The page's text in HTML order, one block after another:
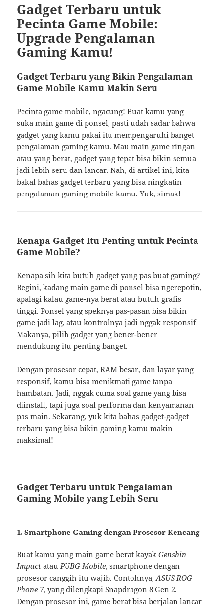
Gadget Terbaru untuk
Pecinta Game Mobile:
Upgrade Pengalaman
Gaming Kamu!
Gadget Terbaru yang Bikin Pengalaman
Game Mobile Kamu Makin Seru
Pecinta game mobile, ngacung! Buat kamu yang
suka main game di ponsel, pasti udah sadar bahwa
gadget yang kamu pakai itu mempengaruhi banget
pengalaman gaming kamu. Mau main game ringan
atau yang berat, gadget yang tepat bisa bikin semua
jadi lebih seru dan lancar. Nah, di artikel ini, kita
bakal bahas gadget terbaru yang bisa ningkatin
pengalaman gaming mobile kamu. Yuk, simak!
Kenapa Gadget Itu Penting untuk Pecinta
Game Mobile?
Kenapa sih kita butuh gadget yang pas buat gaming?
Begini, kadang main game di ponsel bisa ngerepotin,
apalagi kalau game-nya berat atau butuh grafis
tinggi. Ponsel yang speknya pas-pasan bisa bikin
game jadi lag, atau kontrolnya jadi nggak responsif.
Makanya, pilih gadget yang bener-bener
mendukung itu penting banget.
Dengan prosesor cepat, RAM besar, dan layar yang
responsif, kamu bisa menikmati game tanpa
hambatan. Jadi, nggak cuma soal game yang bisa
diinstall, tapi juga soal performa dan kenyamanan
pas main. Sekarang, yuk kita bahas gadget-gadget
terbaru yang bisa bikin gaming kamu makin
maksimal!
Gadget Terbaru untuk Pengalaman
Gaming Mobile yang Lebih Seru
1.Smartphone Gaming dengan Prosesor Kencang
Buat kamu yang main game berat kayakGenshin
Impact atauPUBG Mobile, smartphone dengan
prosesor canggih itu wajib. Contohnya,ASUS ROG
Phone 7, yang dilengkapi Snapdragon 8 Gen 2.
Dengan prosesor ini, game berat bisa berjalan lancar